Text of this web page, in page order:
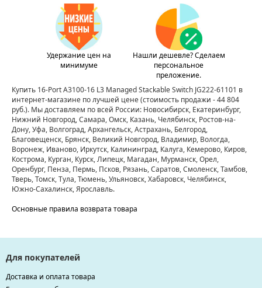
Удержание цен на
минимуме
Нашли дешевле? Сделаем
персональное
преложение.
Купить 16-Port A3100-16 L3 Managed Stackable Switch JG222-61101 в
интернет-магазине по лучшей цене(стоимость продажи - 44 804
руб.). Мы доставляем по всей России: Новосибирск, Екатеринбург,
Нижний Новгород, Самара, Омск, Казань, Челябинск, Ростов-на-
Дону, Уфа, Волгоград, Архангельск, Астрахань, Белгород,
Благовещенск, Брянск, Великий Новгород, Владимир, Вологда,
Воронеж, Иваново, Иркутск, Калининград, Калуга, Кемерово, Киров,
Кострома, Курган, Курск, Липецк, Магадан, Мурманск, Орел,
Оренбург, Пенза, Пермь, Псков, Рязань, Саратов, Смоленск, Тамбов,
Тверь, Томск, Тула, Тюмень, Ульяновск, Хабаровск, Челябинск,
Южно-Сахалинск, Ярославль.
Основные правила возврата товара
Для покупателей
Доставка и оплата товара